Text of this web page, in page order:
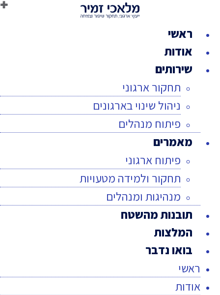
ראשי
אודות
שירותים
תחקור ארגוני
ניהול שינוי בארגונים
פיתוח מנהלים
מאמרים
פיתוח ארגוני
תחקור ולמידה מטעויות
מנהיגות ומנהלים
תובנות מהשטח
המלצות
בואו נדבר
ראשי
אודות